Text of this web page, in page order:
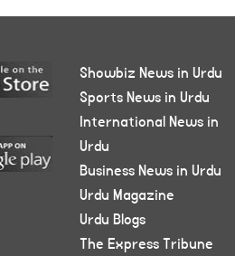
Showbiz News in Urdu
Sports News in Urdu
International News in
Urdu
Business News in Urdu
Urdu Magazine
Urdu Blogs
The Express Tribune